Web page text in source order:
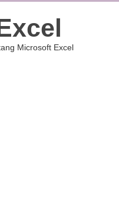
Microsoft Excel